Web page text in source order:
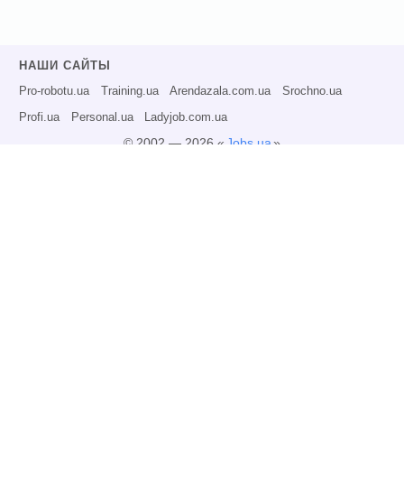
НАШИ САЙТЫ
Pro-robotu.ua Training.ua Arendazala.com.ua Srochno.ua
Profi.ua Personal.ua Ladyjob.com.ua
© 2002 — 2026 « Jobs.ua»